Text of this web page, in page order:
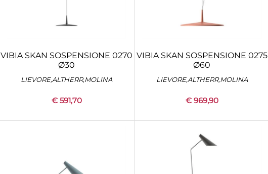
Quantità
CONFIGURA
VIBIA SKAN SOSPENSIONE 0270
Ø30
LIEVORE,ALTHERR,MOLINA
€ 591,70 Quantità
CONFIGURA
VIBIA SKAN SOSPENSIONE 0275
Ø60
LIEVORE,ALTHERR,MOLINA
€ 969,90